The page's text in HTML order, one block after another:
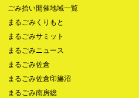
ごみ拾い開催地域一覧
まるごみくりもと
まるごみサミット
まるごみニュース
まるごみ佐倉
まるごみ佐倉印旛沼
まるごみ南房総